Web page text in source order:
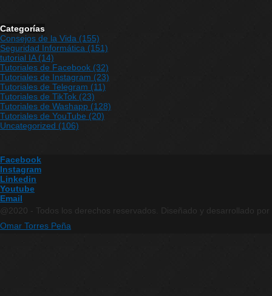
Categorías
Consejos de la Vida (155)
Seguridad Informática (151)
tutorial IA (14)
Tutoriales de Facebook (32)
Tutoriales de Instagram (23)
Tutoriales de Telegram (11)
Tutoriales de TikTok (23)
Tutoriales de Washapp (128)
Tutoriales de YouTube (20)
Uncategorized (106)
Facebook
Instagram
Linkedin
Youtube
Email
@2020 - Todos los derechos reservados. Diseñado y desarrollado por
Omar Torres Peña